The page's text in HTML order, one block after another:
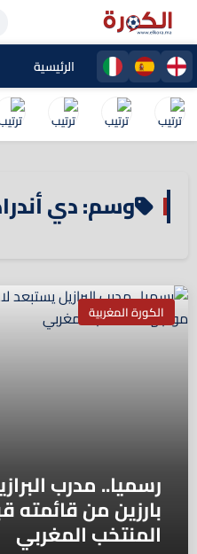
الرئيسية
وسم: دي
الكورة المغربية
رسميا.. مدرب
بارزين من قائمته
المنتخب المغربي